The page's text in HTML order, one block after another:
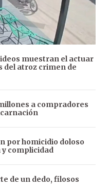
muestran el actuar
del atroz crimen de
a compradores
por homicidio doloso
complicidad
de un dedo, filosos